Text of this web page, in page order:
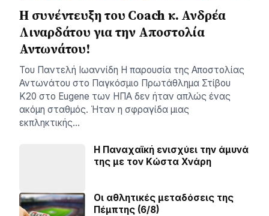
H συνέντευξη του Coach κ. Ανδρέα
Λιναρδάτου για την Αποστολία
Αντωνάτου!
Του Παντελή Ιωαννίδη ​Η παρουσία της Αποστολίας
Αντωνάτου στο Παγκόσμιο Πρωτάθλημα Στίβου
Κ20 στο Eugene των ΗΠΑ δεν ήταν απλώς ένας
ακόμη σταθμός. Ήταν η σφραγίδα μιας
εκπληκτικής…
Η Παναχαϊκή ενισχύει την άμυνά
της με τον Κώστα Χνάρη
Οι αθλητικές μεταδόσεις της
Πέμπτης (6/8)